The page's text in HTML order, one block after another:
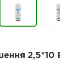
2,5*10